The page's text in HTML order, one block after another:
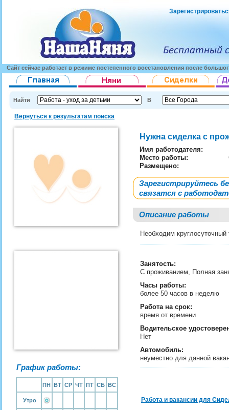
Сайт сейчас работает в режиме постепенного восстановления после
Найти В
Вернуться к результатам поиска
График работы:
ПН ВТ СР ЧТ ПТ СБ ВС
Утро
Нужна сиделка с
Имя работодателя:
Место работы:
Размещено:
Зарегистрируйтесь
связатся с
Описание работы
Необходим
Занятость:
С проживанием, Полная
Часы работы:
более 50 часов в неделю
Работа на срок:
время от времени
Водительское
Нет
Автомобиль:
неуместно для данной
Работа и вакансии для